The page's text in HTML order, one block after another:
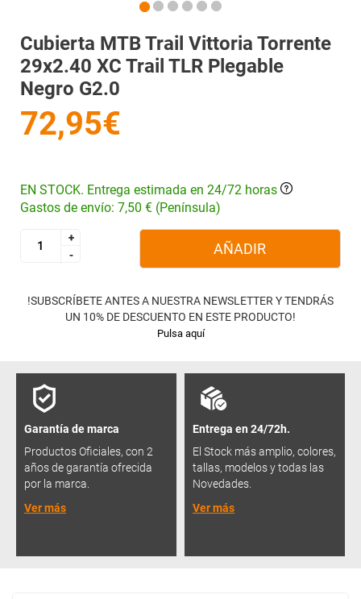
Cubierta MTB Trail Vittoria Torrente
29x2.40 XC Trail TLR Plegable
Negro G2.0
72,95€
EN STOCK. Entrega estimada en 24/72 horas
Gastos de envío: 7,50 € (Península)
+
-
+
-
AÑADIR
!SUBSCRÍBETE ANTES A NUESTRA NEWSLETTER Y TENDRÁS
UN 10% DE DESCUENTO EN ESTE PRODUCTO!
Pulsa aquí
Garantía de marca
Productos Oficiales, con 2
años de garantía ofrecida
por la marca.
Ver más
Entrega en 24/72h.
El Stock más amplio, colores,
tallas, modelos y todas las
Novedades.
Ver más